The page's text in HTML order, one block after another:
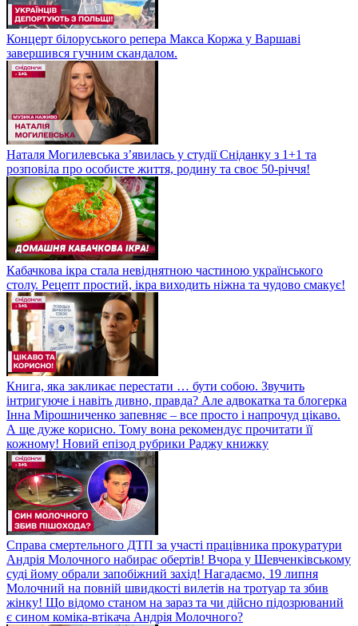
Концерт білоруського репера Макса Коржа у Варшаві
завершився гучним скандалом.
Наталя Могилевська з’явилась у студії Сніданку з 1+1 та
розповіла про особисте життя, родину та своє 50-річчя!
Кабачкова ікра стала невіднятною частиною українського
столу. Рецепт простий, ікра виходить ніжна та чудово смакує!
Книга, яка закликає перестати … бути собою. Звучить
інтригуюче і навіть дивно, правда? Але адвокатка та блогерка
Інна Мірошниченко запевняє – все просто і напрочуд цікаво.
А ще дуже корисно. Тому вона рекомендує прочитати її
кожному! Новий епізод рубрики Раджу книжку
Справа смертельного ДТП за участі працівника прокуратури
Андрія Молочного набирає обертів! Вчора у Шевченківському
суді йому обрали запобіжний захід! Нагадаємо, 19 липня
Молочний на повній швидкості вилетів на тротуар та збив
жінку! Що відомо станом на зараз та чи дійсно підозрюваний
є сином коміка-втікача Андрія Молочного?